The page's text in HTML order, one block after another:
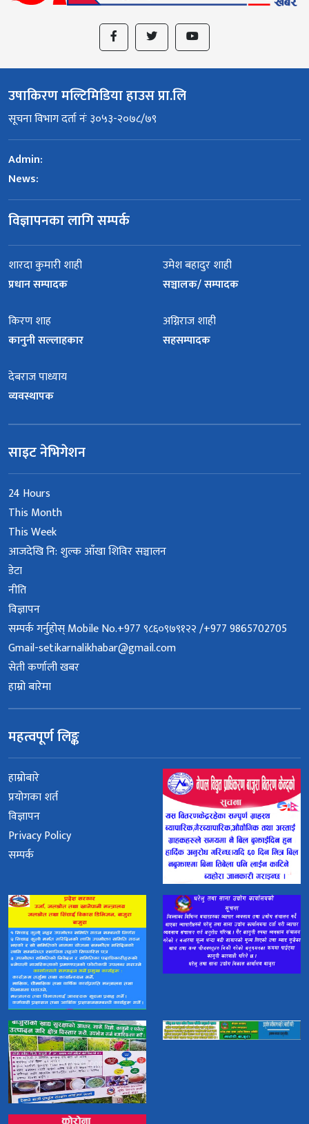
उषाकिरण मल्टिमिडिया हाउस प्रा.लि
सूचना विभाग दर्ता नंः ३०५३-२०७८/७९
Admin:
News:
विज्ञापनका लागि सम्पर्क
शारदा कुमारी शाही
प्रधान सम्पादक
उमेश बहादुर शाही
सञ्चालक/ सम्पादक
किरण शाह
कानुनी सल्लाहकार
अग्निराज शाही
सहसम्पादक
देबराज पाध्याय
व्यवस्थापक
साइट नेभिगेशन
24 Hours
This Month
This Week
आजदेखि नि: शुल्क आँखा शिविर सञ्चालन
डेटा
नीति
विज्ञापन
सम्पर्क गर्नुहोस् Mobile No.+977 ९८६०९७९१२२ /+977 9865702705
Gmail-setikarnalikhabar@gmail.com
सेती कर्णाली खबर
हाम्रो बारेमा
महत्वपूर्ण लिङ्क
हाम्रोबारे
प्रयोगका शर्त
विज्ञापन
Privacy Policy
सम्पर्क